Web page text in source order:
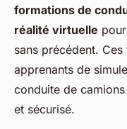
formations de
réalité virtuelle
sans précédent.
apprenants de
conduite de
et sécurisé.